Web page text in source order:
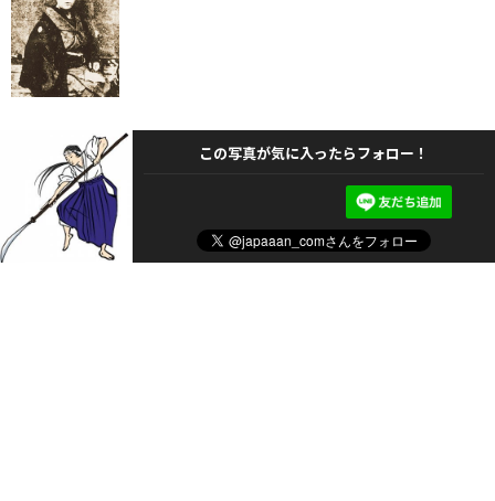
この写真が気に入ったらフォロー！